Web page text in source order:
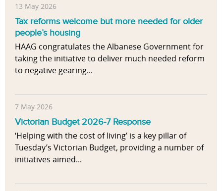
13 May 2026
Tax reforms welcome but more needed for older
people’s housing
HAAG congratulates the Albanese Government for
taking the initiative to deliver much needed reform
to negative gearing...
7 May 2026
Victorian Budget 2026-7 Response
‘Helping with the cost of living’ is a key pillar of
Tuesday’s Victorian Budget, providing a number of
initiatives aimed...